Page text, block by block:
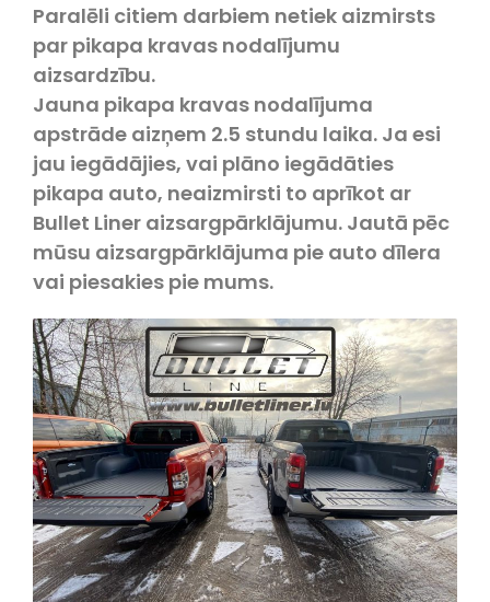
Paralēli citiem darbiem netiek aizmirsts
par pikapa kravas nodalījumu
aizsardzību.
Jauna pikapa kravas nodalījuma
apstrāde aizņem 2.5 stundu laika. Ja esi
jau iegādājies, vai plāno iegādāties
pikapa auto, neaizmirsti to aprīkot ar
Bullet Liner aizsargpārklājumu. Jautā pēc
mūsu aizsargpārklājuma pie auto dīlera
vai piesakies pie mums.